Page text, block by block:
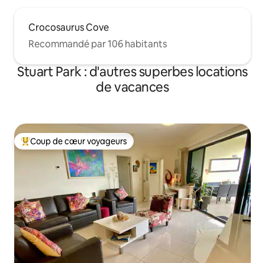
Crocosaurus Cove
Recommandé par 106 habitants
Stuart Park : d'autres superbes locations
de vacances
Coups de cœur voyageurs les plus appréciés
Coup de cœur voyageurs